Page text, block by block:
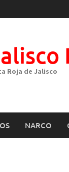
Roja de Jalisco
NARCO